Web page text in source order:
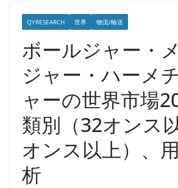
QYRESEARCH 世界 物流/輸送
ボールジャー・
ジャー・ハーメ
ャーの世界市場
類別（32オンス
オンス以上）、
析